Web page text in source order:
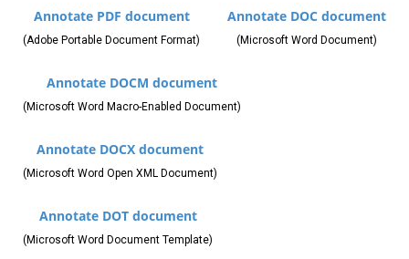
Annotate PDF document
(Adobe Portable Document Format)
Annotate DOC document
(Microsoft Word Document)
Annotate DOCM document
(Microsoft Word Macro-Enabled Document)
Annotate DOCX document
(Microsoft Word Open XML Document)
Annotate DOT document
(Microsoft Word Document Template)